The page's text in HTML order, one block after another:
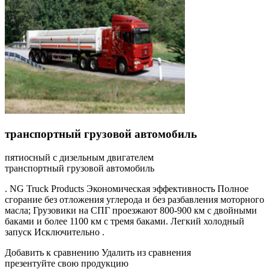
транспортный грузовой автомобиль
пятиосный с дизельным двигателем
транспортный грузовой автомобиль
. NG Truck Products Экономическая эффективность Полное
сгорание без отложения углерода и без разбавления моторного
масла; Грузовики на СПГ проезжают 800-900 км с двойными
баками и более 1100 км с тремя баками. Легкий холодный
запуск Исключительно .
Добавить к сравнению Удалить из сравнения
презентуйте свою продукцию